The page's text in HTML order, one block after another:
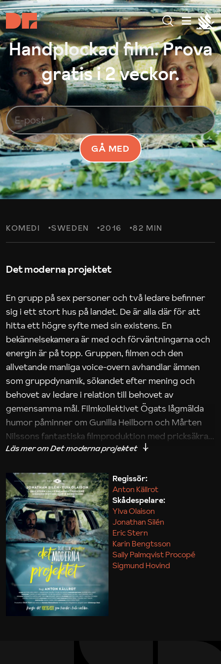
Handplockad film. Prova
gratis i 2 veckor.
GÅ MED
KOMEDI SWEDEN 2016 82 MIN
Det moderna projektet
En grupp på sex personer och två ledare befinner
sig i ett stort hus på landet. De är alla där för att
hitta ett högre syfte med sin existens. En
bekännelsekamera är med och förväntningarna och
energin är på topp. Gruppen, filmen och den
allvetande manliga voice-overn avhandlar ämnen
som gruppdynamik, sökandet efter mening och
behovet av ledare i relation till behovet av
gemensamma mål. Filmkollektivet Ögats lågmälda
humor påminner om Gunilla Heilborn och Mårten
Nilssons fantastiska filmproduktion med pricksäkra
iakttagelser om hur svårt det kan vara att omsätta
Maja Kekonius
Regissör:
Anton Källrot
Skådespelare:
Ylva Olaison
Jonathan Silén
Eric Stern
Karin Bengtsson
Sally Palmqvist Procopé
Sigmund Hovind